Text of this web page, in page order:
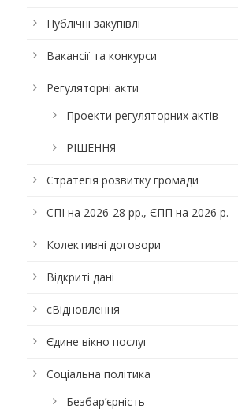
Публічні закупівлі
Вакансії та конкурси
Регуляторні акти
Проекти регуляторних актів
РІШЕННЯ
Стратегія розвитку громади
СПІ на 2026-28 рр., ЄПП на 2026 р.
Колективні договори
Відкриті дані
єВідновлення
Єдине вікно послуг
Соціальна політика
Безбар’єрність